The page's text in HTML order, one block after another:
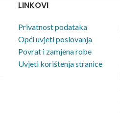
LINKOVI
Privatnost podataka
Opći uvjeti poslovanja
Povrat i zamjena robe
Uvjeti korištenja stranice